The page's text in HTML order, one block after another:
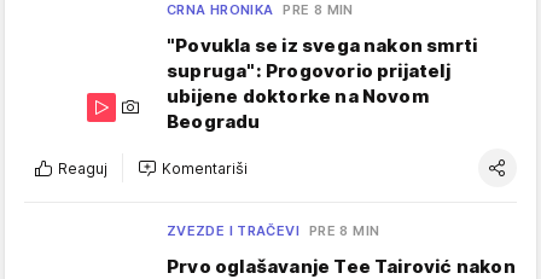
CRNA HRONIKA PRE 8 MIN
"Povukla se iz svega nakon smrti
supruga": Progovorio prijatelj
ubijene doktorke na Novom
Beogradu
Reaguj Komentariši
ZVEZDE I TRAČEVI PRE 8 MIN
Prvo oglašavanje Tee Tairović nakon